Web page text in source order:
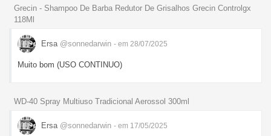
Grecin - Shampoo De Barba Redutor De Grisalhos Grecin Controlgx
118Ml
Ersa @sonnedarwin - em 28/07/2025
Muito bom (USO CONTINUO)
WD-40 Spray Multiuso Tradicional Aerossol 300ml
Ersa @sonnedarwin - em 17/05/2025